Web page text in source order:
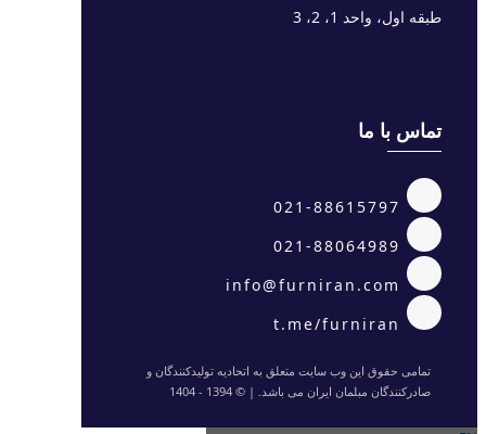
طبقه اول، واحد 1، 2، 3
تماس با ما
تمامی حقوق این وب سایت متعلق به اتحادیه تولیدکنندگان و
صادرکنندگان مبلمان ایران می باشد. | © 1394 - 1404